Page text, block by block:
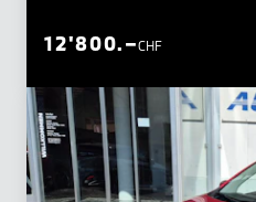
CHF
12'800.–